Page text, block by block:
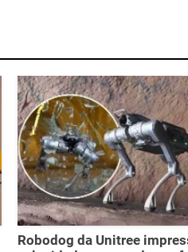
Robodog da Unitree